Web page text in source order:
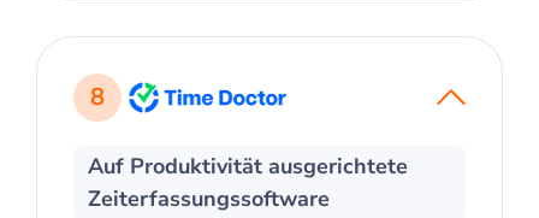
8
Auf Produktivität ausgerichtete
Zeiterfassungssoftware